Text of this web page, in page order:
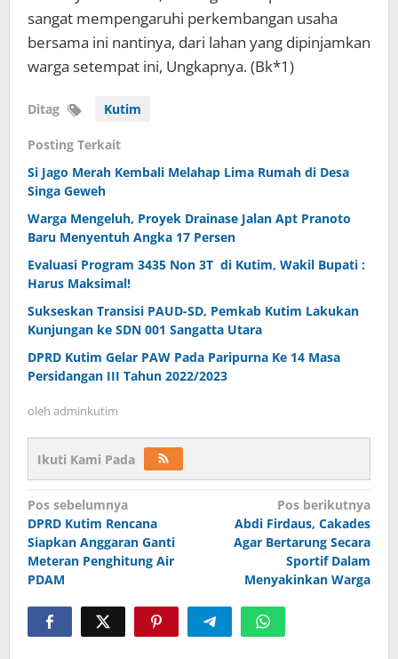
sangat mempengaruhi perkembangan usaha
bersama ini nantinya, dari lahan yang dipinjamkan
warga setempat ini, Ungkapnya. (Bk*1)
Ditag Kutim
Posting Terkait
Si Jago Merah Kembali Melahap Lima Rumah di Desa
Singa Geweh
Warga Mengeluh, Proyek Drainase Jalan Apt Pranoto
Baru Menyentuh Angka 17 Persen
Evaluasi Program 3435 Non 3T di Kutim, Wakil Bupati :
Harus Maksimal!
Sukseskan Transisi PAUD-SD, Pemkab Kutim Lakukan
Kunjungan ke SDN 001 Sangatta Utara
DPRD Kutim Gelar PAW Pada Paripurna Ke 14 Masa
Persidangan III Tahun 2022/2023
oleh adminkutim
Ikuti Kami Pada
Navigasi
pos
Pos sebelumnya
DPRD Kutim Rencana
Siapkan Anggaran Ganti
Meteran Penghitung Air
PDAM
Pos berikutnya
Abdi Firdaus, Cakades
Agar Bertarung Secara
Sportif Dalam
Menyakinkan Warga